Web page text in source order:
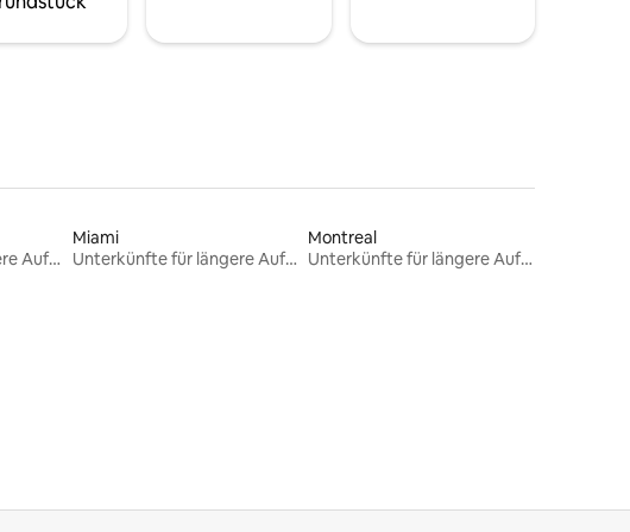
Unterkünfte für längere Aufenthalte
Miami
Unterkünfte für längere Aufenthalte
Montreal
Unterkünfte für längere Aufenthalte